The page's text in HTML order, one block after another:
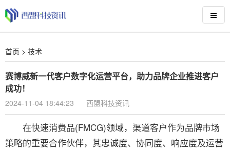
首页 > 技术
赛博威新一代客户数字化运营平台，助力品牌企业推进客户
成功！
2024-11-04 18:44:23 西盟科技资讯
在快速消费品(FMCG)领域，渠道客户作为品牌市场
策略的重要合作伙伴，其忠诚度、协同度、响应度及运营